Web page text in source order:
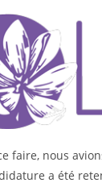
faire, nous
a été